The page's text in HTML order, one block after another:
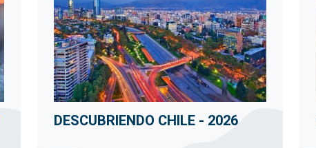
DESCUBRIENDO CHILE - 2026